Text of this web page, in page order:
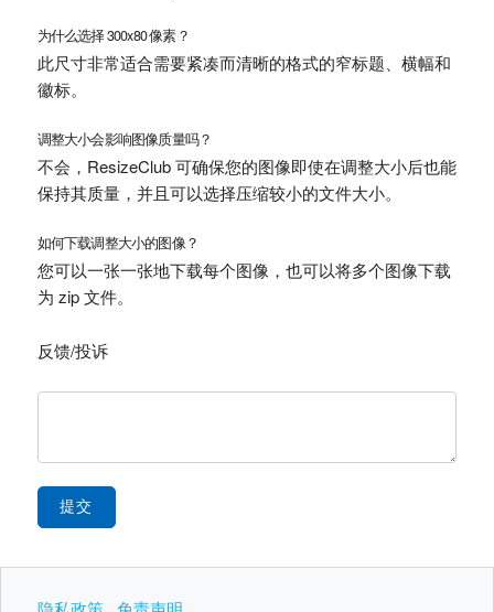
为什么选择 300x80 像素？
此尺寸非常适合需要紧凑而清晰的格式的窄标题、横幅和
徽标。
调整大小会影响图像质量吗？
不会，ResizeClub 可确保您的图像即使在调整大小后也能
保持其质量，并且可以选择压缩较小的文件大小。
如何下载调整大小的图像？
您可以一张一张地下载每个图像，也可以将多个图像下载
为 zip 文件。
反馈/投诉
提交